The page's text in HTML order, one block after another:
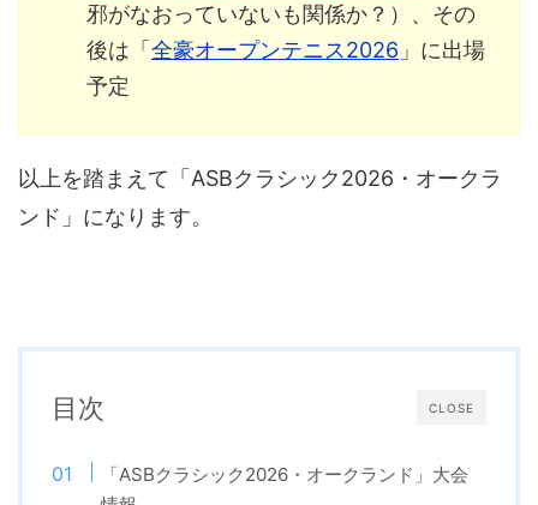
邪がなおっていないも関係か？）、その
後は「 全豪オープンテニス2026 」に出場
予定
以上を踏まえて「ASBクラシック2026・オークラ
ンド」になります。
CLOSE
目次
「ASBクラシック2026・オークランド」大会